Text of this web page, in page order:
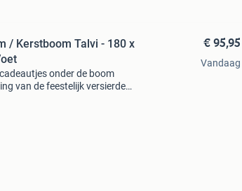
/ Kerstboom Talvi - 180 x
onder de boom
van de feestelijk versierde
€ 95,95
Vandaag